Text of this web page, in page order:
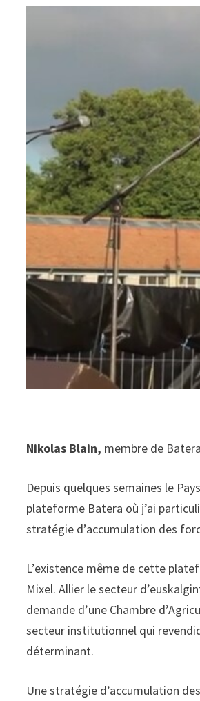
Nikolas Blain, membre de
Depuis quelques semaines le
plateforme Batera où j’ai
stratégie d’accumulation des
L’existence même de cette
Mixel. Allier le secteur
demande d’une Chambre
secteur institutionnel qui
déterminant.
Une stratégie d’accumulation